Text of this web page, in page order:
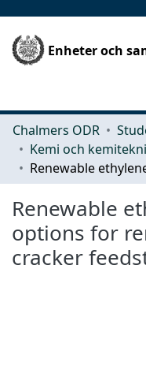
Enheter och
Chalmers ODR
Kemi och
Renewable
options for
cracker